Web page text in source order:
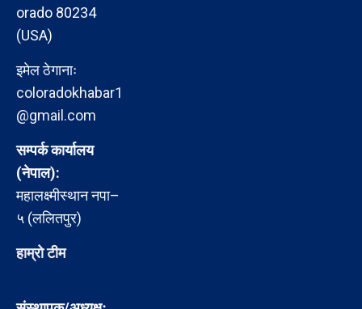
orado 80234
(USA)
इमेल ठेगानाः
coloradokhabar1
@gmail.com
सम्पर्क कार्यालय
(नेपाल):
महालक्ष्मीस्थान नपा–
५ (ललितपुर)
हाम्रो टीम